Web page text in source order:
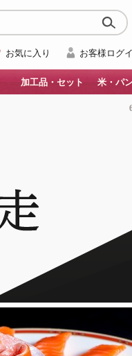
お気に入り お客様ログ
加工品・セット 米・パ